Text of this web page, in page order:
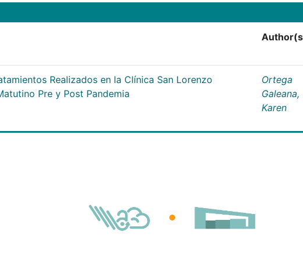
Realizados en la Clínica San Lorenzo
Pre y Post Pandemia
Ortega
Galeana,
Karen